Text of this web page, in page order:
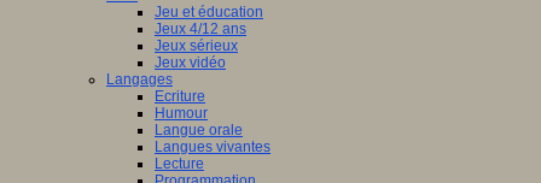
Jeu et éducation
Jeux 4/12 ans
Jeux sérieux
Jeux vidéo
Langages
Ecriture
Humour
Langue orale
Langues vivantes
Lecture